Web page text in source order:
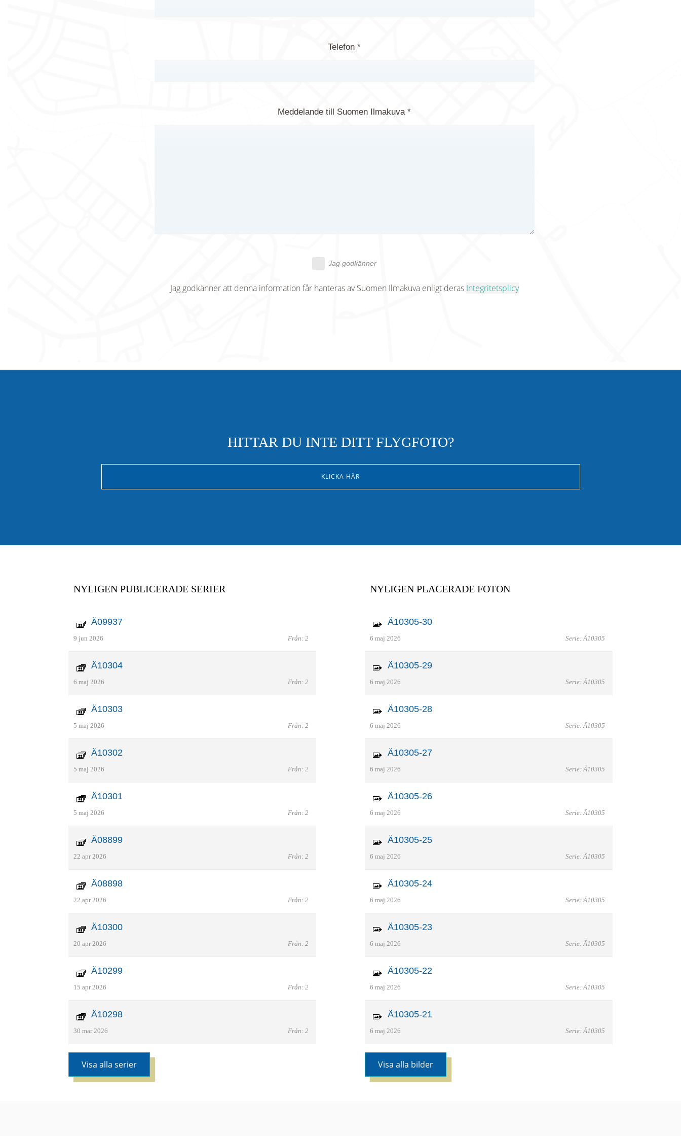
Telefon *
Meddelande till Suomen Ilmakuva *
Jag godkänner
Jag godkänner att denna information får hanteras av Suomen Ilmakuva enligt deras Integritetsplicy
HITTAR DU INTE DITT FLYGFOTO?
KLICKA HÄR
NYLIGEN PUBLICERADE SERIER
Ä09937
9 jun 2026 Från: 2
Ä10304
6 maj 2026 Från: 2
Ä10303
5 maj 2026 Från: 2
Ä10302
5 maj 2026 Från: 2
Ä10301
5 maj 2026 Från: 2
Ä08899
22 apr 2026 Från: 2
Ä08898
22 apr 2026 Från: 2
Ä10300
20 apr 2026 Från: 2
Ä10299
15 apr 2026 Från: 2
Ä10298
30 mar 2026 Från: 2
Visa alla serier
NYLIGEN PLACERADE FOTON
Ä10305-30
6 maj 2026 Serie: Ä10305
Ä10305-29
6 maj 2026 Serie: Ä10305
Ä10305-28
6 maj 2026 Serie: Ä10305
Ä10305-27
6 maj 2026 Serie: Ä10305
Ä10305-26
6 maj 2026 Serie: Ä10305
Ä10305-25
6 maj 2026 Serie: Ä10305
Ä10305-24
6 maj 2026 Serie: Ä10305
Ä10305-23
6 maj 2026 Serie: Ä10305
Ä10305-22
6 maj 2026 Serie: Ä10305
Ä10305-21
6 maj 2026 Serie: Ä10305
Visa alla bilder